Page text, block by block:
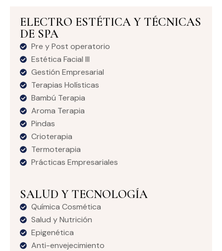
ELECTRO ESTÉTICA Y TÉCNICAS
DE SPA
Pre y Post operatorio
Estética Facial III
Gestión Empresarial
Terapias Holísticas
Bambú Terapia
Aroma Terapia
Pindas
Crioterapia
Termoterapia
Prácticas Empresariales
SALUD Y TECNOLOGÍA
Química Cosmética
Salud y Nutrición
Epigenética
Anti-envejecimiento